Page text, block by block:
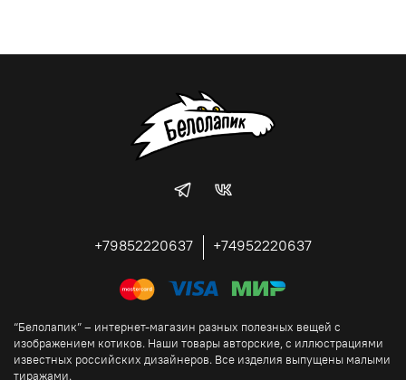
+79852220637 +74952220637
“Белолапик” – интернет-магазин разных полезных вещей с
изображением котиков. Наши товары авторские, с иллюстрациями
известных российских дизайнеров. Все изделия выпущены малыми
тиражами.